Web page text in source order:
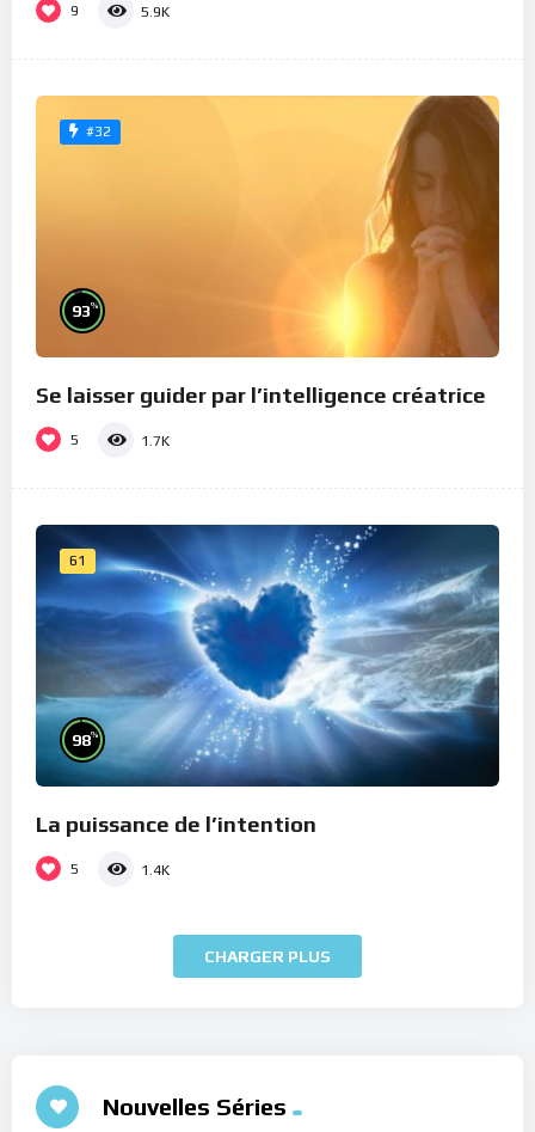
9 5.9K
#32
93%
Se laisser guider par l’intelligence créatrice
5 1.7K
61
98%
La puissance de l’intention
5 1.4K
CHARGER PLUS
Nouvelles Séries